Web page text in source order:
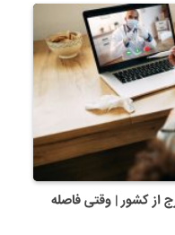
از کشور | وقتی فاصله